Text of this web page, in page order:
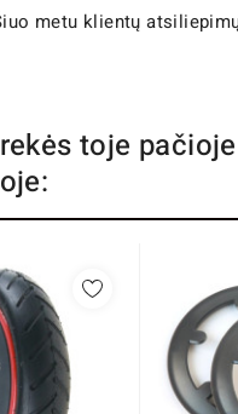
metu klientų
toje pačioje